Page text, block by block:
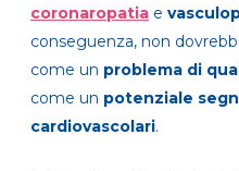
coronaropatia e
conseguenza, non
come un problema di
come un potenziale
cardiovascolari.